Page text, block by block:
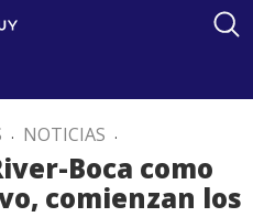
. NOTICIAS .
Boca como
comienzan los